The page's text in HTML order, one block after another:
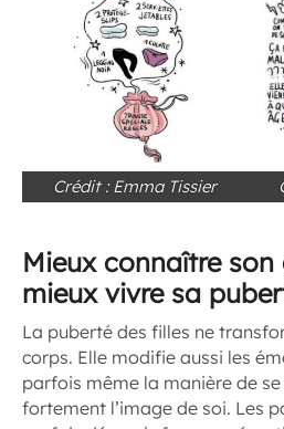
Crédit : Emma Tissier
Mieux connaître
mieux vivre sa
La puberté des filles ne
corps. Elle modifie aussi les
parfois même la manière de
fortement l’image de soi. Les